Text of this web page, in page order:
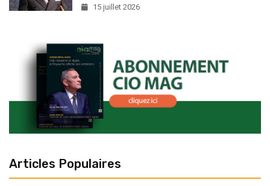
15 juillet 2026
Articles Populaires